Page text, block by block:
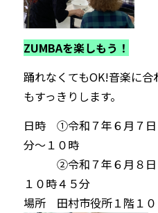
ZUMBAを楽しもう！
踊れなくてもOK!音楽に合
もすっきりします。
日時 ①令和７年６月７日
分～１０時
②令和７年６月８日
１０時４５分
場所 田村市役所１階１